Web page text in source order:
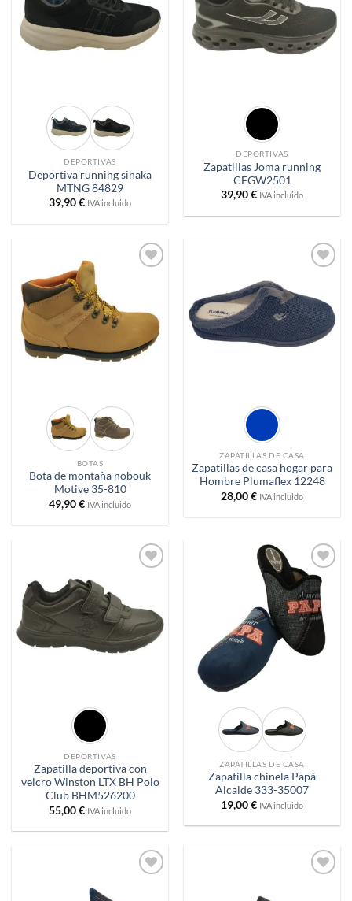
DEPORTIVAS
Deportiva running sinaka
MTNG 84829
39,90€ IVA incluido
DEPORTIVAS
Zapatillas Joma running
CFGW2501
39,90€ IVA incluido
BOTAS
Bota de montaña nobouk
Motive 35-810
49,90€ IVA incluido
deseos
ZAPATILLAS DE CASA
Zapatillas de casa hogar para
Hombre Plumaflex 12248
28,00€ IVA incluido
DEPORTIVAS
Zapatilla deportiva con
velcro Winston LTX BH Polo
Club BHM526200
55,00€ IVA incluido
Añadir
a
deseos
ZAPATILLAS DE CASA
Zapatilla chinela Papá
Alcalde 333-35007
19,00€ IVA incluido